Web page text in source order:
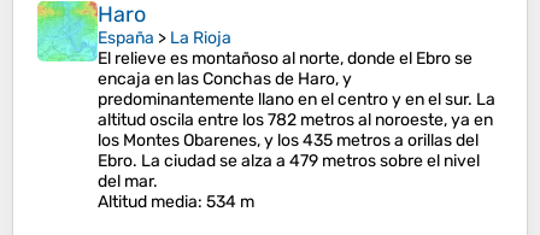
Haro
España > La Rioja
El relieve es montañoso al norte, donde el Ebro se
encaja en las Conchas de Haro, y
predominantemente llano en el centro y en el sur. La
altitud oscila entre los 782 metros al noroeste, ya en
los Montes Obarenes, y los 435 metros a orillas del
Ebro. La ciudad se alza a 479 metros sobre el nivel
del mar.
Altitud media: 534 m